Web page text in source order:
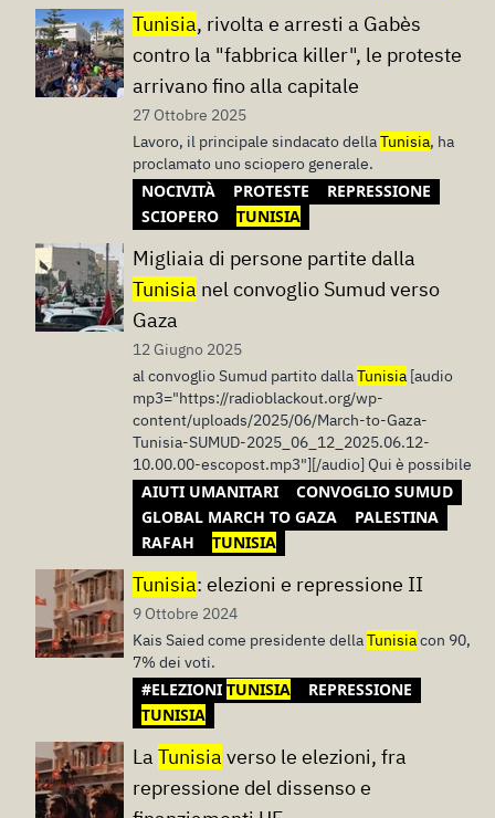
Tunisia, rivolta e arresti a Gabès
contro la "fabbrica killer", le proteste
arrivano fino alla capitale
27 Ottobre 2025
Lavoro, il principale sindacato dellaTunisia, ha
proclamato uno sciopero generale.
NOCIVITÀ PROTESTE
REPRESSIONE
SCIOPERO
TUNISIA
Migliaia di persone partite dalla
Tunisia nel convoglio Sumud verso
Gaza
12 Giugno 2025
al convoglio Sumud partito dallaTunisia [audio
mp3="https://radioblackout.org/wp-
content/uploads/2025/06/March-to-Gaza-
Tunisia-SUMUD-2025_06_12_2025.06.12-
10.00.00-escopost.mp3"][/audio] Qui è possibile
AIUTI UMANITARI
CONVOGLIO SUMUD
GLOBAL MARCH TO GAZA
PALESTINA
RAFAH
TUNISIA
Tunisia: elezioni e repressione II
9 Ottobre 2024
Kais Saied come presidente dellaTunisiacon 90,
7% dei voti.
#ELEZIONI TUNISIA
REPRESSIONE
TUNISIA
La Tunisiaverso le elezioni, fra
repressione del dissenso e